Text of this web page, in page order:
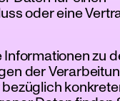
oder eine
zu
der